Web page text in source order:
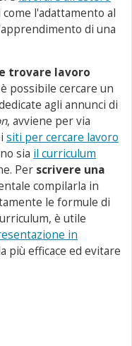
l'adattamento al
di una
trovare lavoro
possibile cercare un
agli annunci di
, avviene per via
siti per cercare lavoro
sia il curriculum
Per scrivere una
compilarla in
le formule di
è utile
in
più efficace ed evitare